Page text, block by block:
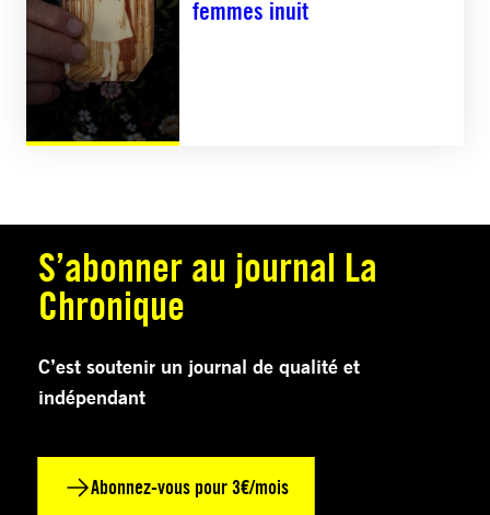
femmes inuit
S’abonner au journal La
Chronique
C’est soutenir un journal de qualité et
indépendant
Abonnez-vous pour 3€/mois